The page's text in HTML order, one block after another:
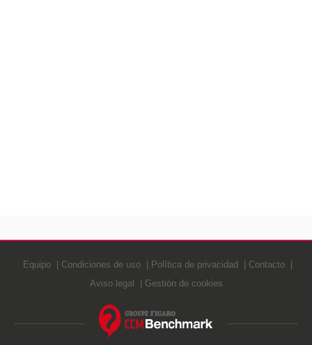
Equipo Condiciones de uso Política de privacidad
Contacto
Aviso legal
Gestión de cookies